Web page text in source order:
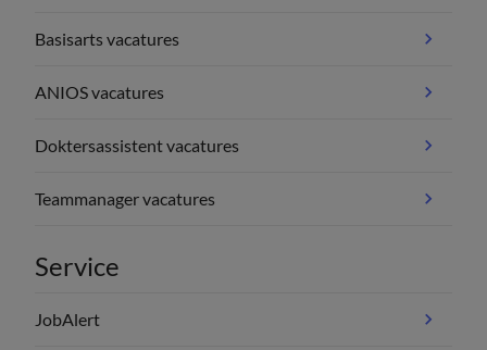
Basisarts vacatures
ANIOS vacatures
Doktersassistent vacatures
Teammanager vacatures
Service
JobAlert